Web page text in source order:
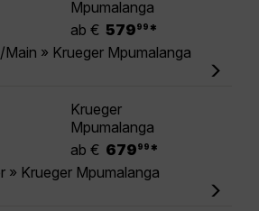
Mpumalanga
ab € 579 99 *
» Krueger Mpumalanga
Krueger
Mpumalanga
ab € 679 99 *
» Krueger Mpumalanga